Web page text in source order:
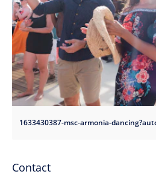
1633430387-msc-armonia-
Contact